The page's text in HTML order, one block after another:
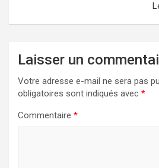
Laisser un
Votre adresse e-mail ne sera pas
obligatoires sont indiqués avec *
Commentaire *